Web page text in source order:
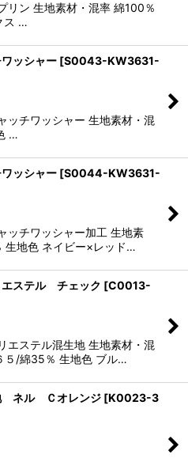
リン 生地素材・混率 綿100％
ス …
ッシャー [S0043-KW3631-
ッチワッシャー 生地素材・混
…
ッシャー [S0044-KW3631-
ッチワッシャー加工 生地素
生地色 ネイビー×レッド…
ステル チェック [C0013-
エステル混生地 生地素材・混
５/綿35％ 生地色 ブル…
ネル Ｃオレンジ [K0023-3